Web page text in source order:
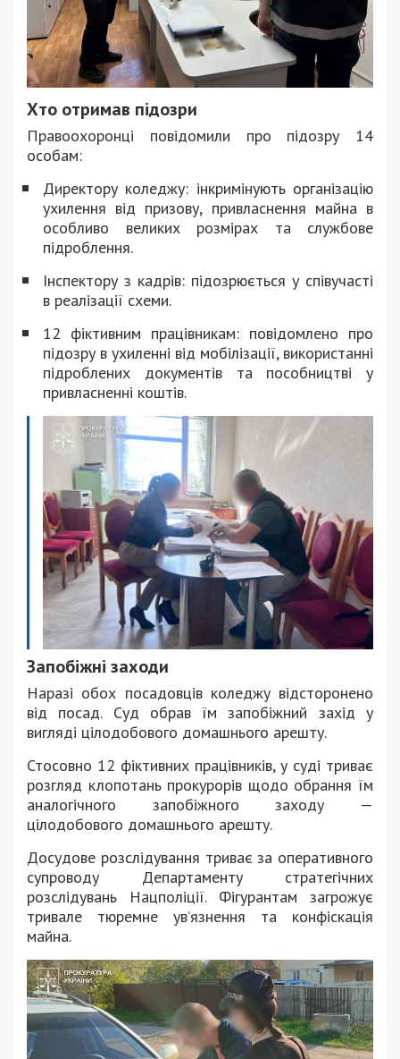
Хто отримав підозри
Правоохоронці повідомили про підозру 14
особам:
Директору коледжу: інкримінують організацію
ухилення від призову, привласнення майна в
особливо великих розмірах та службове
підроблення.
Інспектору з кадрів: підозрюється у співучасті
в реалізації схеми.
12 фіктивним працівникам: повідомлено про
підозру в ухиленні від мобілізації, використанні
підроблених документів та пособництві у
привласненні коштів.
Запобіжні заходи
Наразі обох посадовців коледжу відсторонено
від посад. Суд обрав їм запобіжний захід у
вигляді цілодобового домашнього арешту.
Стосовно 12 фіктивних працівників, у суді триває
розгляд клопотань прокурорів щодо обрання їм
аналогічного запобіжного заходу —
цілодобового домашнього арешту.
Досудове розслідування триває за оперативного
супроводу Департаменту стратегічних
розслідувань Нацполіції. Фігурантам загрожує
тривале тюремне ув’язнення та конфіскація
майна.